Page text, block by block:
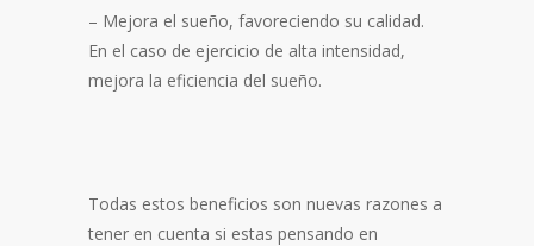
– Mejora el sueño, favoreciendo su calidad.
En el caso de ejercicio de alta intensidad,
mejora la eficiencia del sueño.
Todas estos beneficios son nuevas razones a
tener en cuenta si estas pensando en